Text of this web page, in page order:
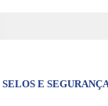
SELOS E